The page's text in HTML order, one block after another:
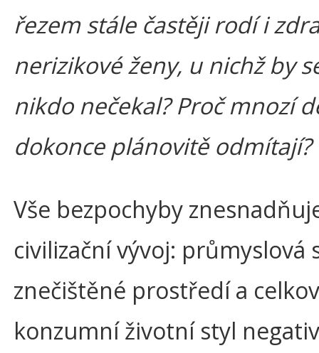
řezem stále častěji rodí i
nerizikové ženy, u nichž by
nikdo nečekal? Proč mnozí
dokonce plánovitě odmítají?
Vše bezpochyby
civilizační vývoj: průmyslová
znečištěné prostředí a
konzumní životní styl